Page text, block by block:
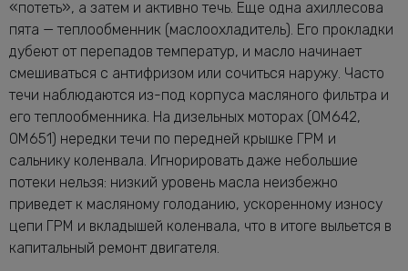
«потеть», а затем и активно течь. Еще одна ахиллесова
пята — теплообменник (маслоохладитель). Его прокладки
дубеют от перепадов температур, и масло начинает
смешиваться с антифризом или сочиться наружу. Часто
течи наблюдаются из-под корпуса масляного фильтра и
его теплообменника. На дизельных моторах (OM642,
OM651) нередки течи по передней крышке ГРМ и
сальнику коленвала. Игнорировать даже небольшие
потеки нельзя: низкий уровень масла неизбежно
приведет к масляному голоданию, ускоренному износу
цепи ГРМ и вкладышей коленвала, что в итоге выльется в
капитальный ремонт двигателя.